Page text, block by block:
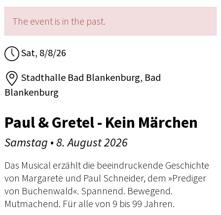
The event is in the past.
Sat, 8/8/26
Stadthalle Bad Blankenburg, Bad
Blankenburg
Paul & Gretel - Kein Märchen
Samstag • 8. August 2026
Das Musical erzählt die beeindruckende Geschichte
von Margarete und Paul Schneider, dem »Prediger
von Buchenwald«. Spannend. Bewegend.
Mutmachend. Für alle von 9 bis 99 Jahren.